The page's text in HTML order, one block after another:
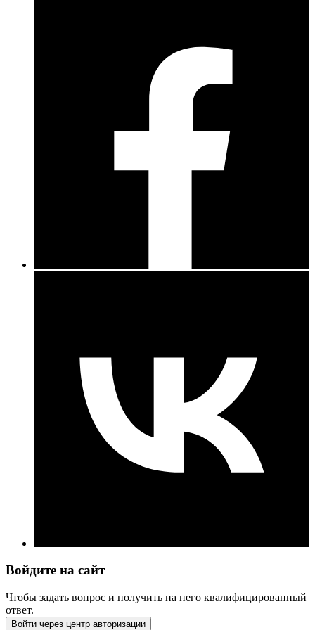
Войдите на сайт
Чтобы задать вопрос и получить на него квалифицированный
ответ.
Войти через центр авторизации